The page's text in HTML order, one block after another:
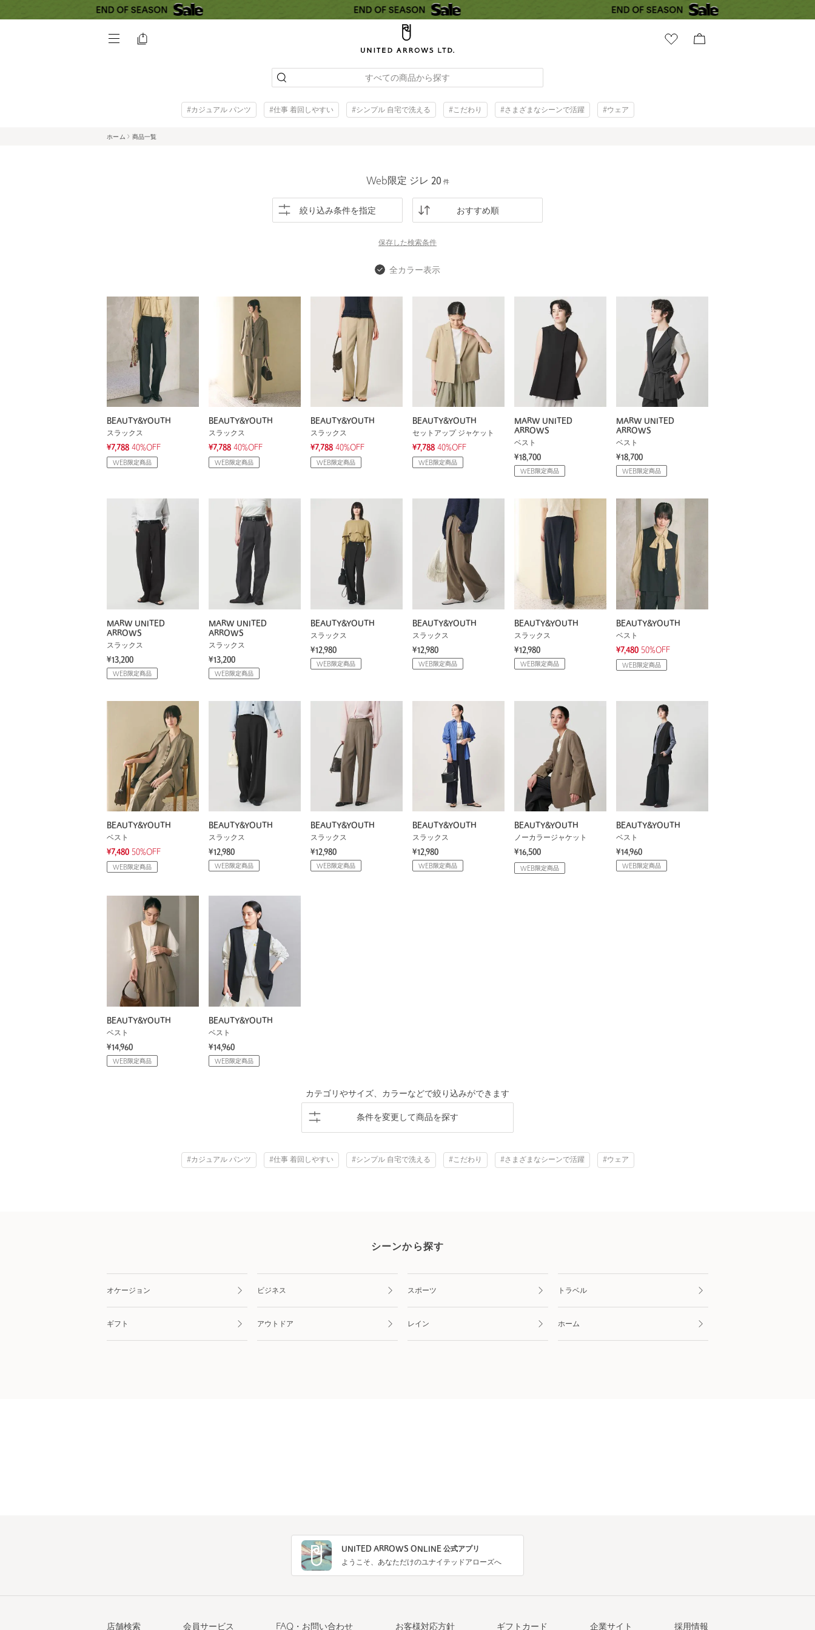
すべての商品から探す
#カジュアル パンツ #仕事 着回しやすい #シンプル 自宅で洗える #こだわり #さまざまなシーンで活躍 #ウェア
ホーム 商品一覧
Web限定 ジレ 20 件
絞り込み条件を指定 おすすめ順
保存した検索条件
全カラー表示
BEAUTY&YOUTH
スラックス
¥7,788 40%OFF
WEB限定商品
BEAUTY&YOUTH
スラックス
¥7,788 40%OFF
WEB限定商品
BEAUTY&YOUTH
スラックス
¥7,788 40%OFF
WEB限定商品
BEAUTY&YOUTH
セットアップ ジャケット
¥7,788 40%OFF
WEB限定商品
MARW UNITED
ARROWS
ベスト
¥18,700
WEB限定商品
MARW UNITED
ARROWS
ベスト
¥18,700
WEB限定商品
MARW UNITED
ARROWS
スラックス
¥13,200
WEB限定商品
MARW UNITED
ARROWS
スラックス
¥13,200
WEB限定商品
BEAUTY&YOUTH
スラックス
¥12,980
WEB限定商品
BEAUTY&YOUTH
スラックス
¥12,980
WEB限定商品
BEAUTY&YOUTH
スラックス
¥12,980
WEB限定商品
BEAUTY&YOUTH
ベスト
¥7,480 50%OFF
WEB限定商品
BEAUTY&YOUTH
ベスト
¥7,480 50%OFF
WEB限定商品
BEAUTY&YOUTH
スラックス
¥12,980
WEB限定商品
BEAUTY&YOUTH
スラックス
¥12,980
WEB限定商品
BEAUTY&YOUTH
スラックス
¥12,980
WEB限定商品
BEAUTY&YOUTH
ノーカラージャケット
¥16,500
WEB限定商品
BEAUTY&YOUTH
ベスト
¥14,960
WEB限定商品
BEAUTY&YOUTH
ベスト
¥14,960
WEB限定商品
BEAUTY&YOUTH
ベスト
¥14,960
WEB限定商品
カテゴリやサイズ、カラーなどで絞り込みができます
条件を変更して商品を探す
#カジュアル パンツ #仕事 着回しやすい #シンプル 自宅で洗える #こだわり #さまざまなシーンで活躍 #ウェア
シーンから探す
オケージョン ビジネス スポーツ トラベル
ギフト アウトドア レイン ホーム
UNITED ARROWS ONLINE 公式アプリ
ようこそ、あなただけのユナイテッドアローズへ
店舗検索 会員サービス FAQ・お問い合わせ お客様対応方針 ギフトカード 企業サイト 採用情報